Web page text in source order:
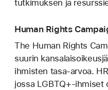
tutkimuksen ja
Human Rights
The Human Rights
suurin
ihmisten tasa-arvoa.
jossa LGBTQ+-ihmiset